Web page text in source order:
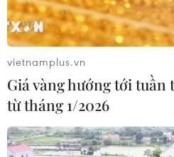
Novak Djokovic thành cựu
31/08/2024 04:48
'Địa chấn' tại US Open 2024:
Alcaraz bị loại ở vòng 2
30/08/2024 05:40
vietnamplus.vn
Giá vàng hướng tới
từ tháng 1/2026